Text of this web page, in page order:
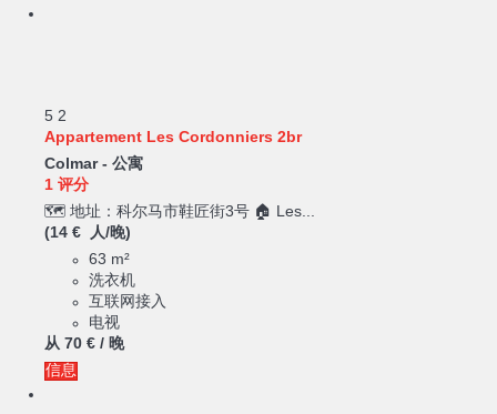
5 2
Appartement Les Cordonniers 2br
Colmar - 公寓
1 评分
🗺️ 地址：科尔马市鞋匠街3号 🏠 Les...
(14 € 人/晚)
63 m²
洗衣机
互联网接入
电视
从 70 € / 晚
信息